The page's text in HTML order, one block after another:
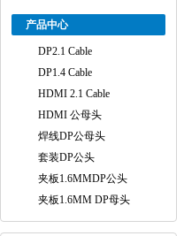
产品中心
DP2.1 Cable
DP1.4 Cable
HDMI 2.1 Cable
HDMI 公母头
焊线DP公母头
套装DP公头
夹板1.6MMDP公头
夹板1.6MM DP母头